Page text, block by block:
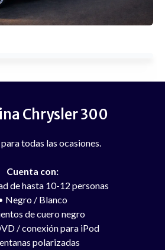
Chrysler 300
todas las ocasiones.
Cuenta con:
de hasta 10-12 personas
Negro / Blanco
de cuero negro
/ conexión para iPod
polarizadas